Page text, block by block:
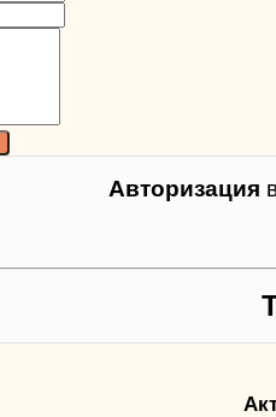
Авторизация